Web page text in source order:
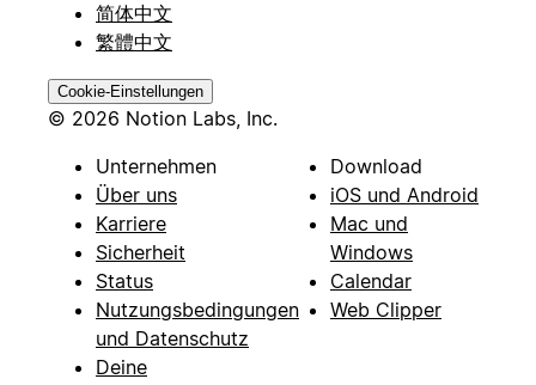
简体中文
繁體中文
Cookie-Einstellungen
© 2026 Notion Labs, Inc.
Unternehmen
Über uns
Karriere
Sicherheit
Status
Nutzungsbedingungen
und Datenschutz
Deine
Download
iOS und Android
Mac und
Windows
Calendar
Web Clipper